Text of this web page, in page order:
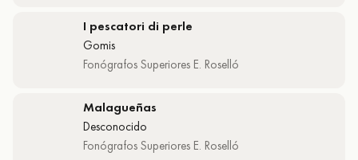
I pescatori di perle
Gomis
Fonógrafos Superiores E. Roselló
Malagueñas
Desconocido
Fonógrafos Superiores E. Roselló